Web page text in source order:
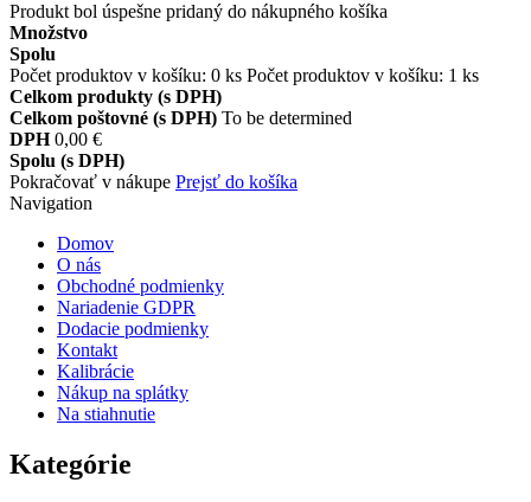
Produkt bol úspešne pridaný do nákupného košíka
Množstvo
Spolu
Počet produktov v košíku: 0 ks Počet produktov v košíku: 1 ks
Celkom produkty (s DPH)
Celkom poštovné (s DPH) To be determined
DPH 0,00 €
Spolu (s DPH)
Pokračovať v nákupe Prejsť do košíka
Navigation
Domov
O nás
Obchodné podmienky
Nariadenie GDPR
Dodacie podmienky
Kontakt
Kalibrácie
Nákup na splátky
Na stiahnutie
Kategórie